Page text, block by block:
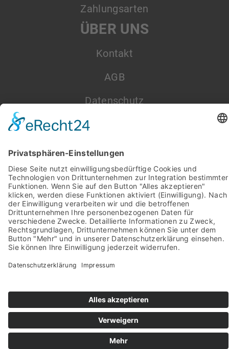
Zahlungsarten
ÜBER UNS
Kontakt
AGB
Datenschutz
Impressum
Pictures from:www.freepik.com